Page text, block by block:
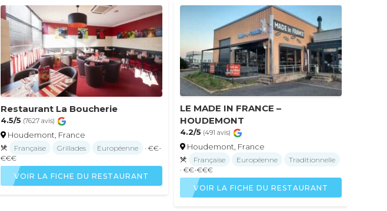
Restaurant La Boucherie
4.5/5 (7627 avis)
Houdemont, France
Française Grillades Européenne
· €€-
€€€
VOIR LA FICHE DU RESTAURANT
LE MADE IN FRANCE –
HOUDEMONT
4.2/5 (491 avis)
Houdemont, France
Française Européenne
Traditionnelle
· €€-€€€
VOIR LA FICHE DU RESTAURANT